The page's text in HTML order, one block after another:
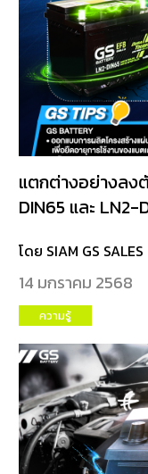
แตกต่างอย่างลง
DIN65 และ LN2-
โดย SIAM GS SALES
14 มกราคม 2568
ความรู้